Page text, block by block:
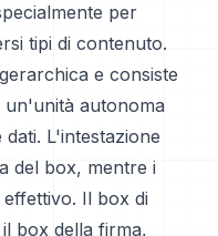
per
tipi di contenuto.
e consiste
autonoma
L'intestazione
del box, mentre i
Il box di
box della firma,